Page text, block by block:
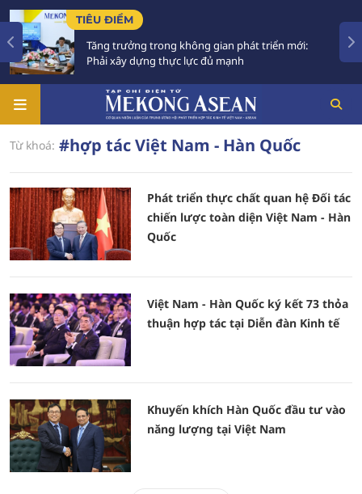
TIÊU ĐIỂM
Tăng trưởng trong không gian phát triển mới:
Phải xây dựng thực lực đủ mạnh
Từ khoá: #hợp tác Việt Nam - Hàn Quốc
Phát triển thực chất quan hệ Đối tác
chiến lược toàn diện Việt Nam - Hàn
Quốc
Việt Nam - Hàn Quốc ký kết 73 thỏa
thuận hợp tác tại Diễn đàn Kinh tế
Khuyến khích Hàn Quốc đầu tư vào
năng lượng tại Việt Nam